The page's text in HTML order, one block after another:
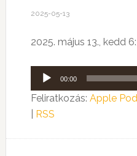
2025-05-13
2025. május 13., kedd
Audió
lejátszó
00:00
Feliratkozás: Apple
RSS